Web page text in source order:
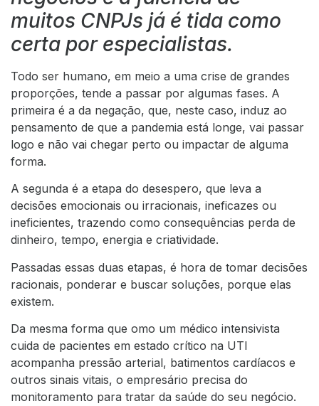
muitos CNPJs já é tida como
certa por especialistas.
Todo ser humano, em meio a uma crise de grandes
proporções, tende a passar por algumas fases. A
primeira é a da negação, que, neste caso, induz ao
pensamento de que a pandemia está longe, vai passar
logo e não vai chegar perto ou impactar de alguma
forma.
A segunda é a etapa do desespero, que leva a
decisões emocionais ou irracionais, ineficazes ou
ineficientes, trazendo como consequências perda de
dinheiro, tempo, energia e criatividade.
Passadas essas duas etapas, é hora de tomar decisões
racionais, ponderar e buscar soluções, porque elas
existem.
Da mesma forma que omo um médico intensivista
cuida de pacientes em estado crítico na UTI
acompanha pressão arterial, batimentos cardíacos e
outros sinais vitais, o empresário precisa do
monitoramento para tratar da saúde do seu negócio.